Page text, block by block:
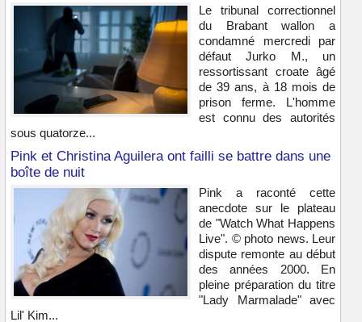
Le tribunal correctionnel
du Brabant wallon a
condamné mercredi par
défaut Jurko M., un
ressortissant croate âgé
de 39 ans, à 18 mois de
prison ferme. L'homme
est connu des autorités
sous quatorze...
Pink et Christina Aguilera ont failli se battre dans une
boîte de nuit
Pink a raconté cette
anecdote sur le plateau
de "Watch What Happens
Live". © photo news. Leur
dispute remonte au début
des années 2000. En
pleine préparation du titre
"Lady Marmalade" avec
Lil' Kim...